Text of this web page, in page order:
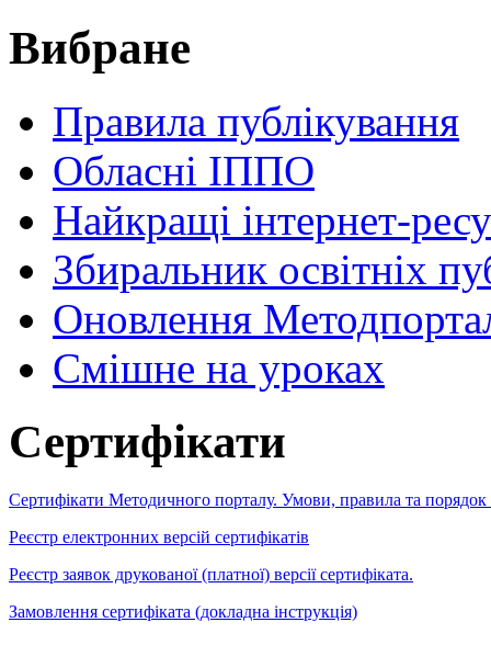
Вибране
Правила публікування
Обласні ІППО
Найкращі інтернет-
Збиральник освітніх
Оновлення
Cмішне на уроках
Сертифікати
Сертифікати Методичного порталу. Умови, правила та порядок
Реєстр електронних версій сертифікатів
Реєстр заявок друкованої (платної) версії сертифіката.
Замовлення сертифіката (докладна інструкція)